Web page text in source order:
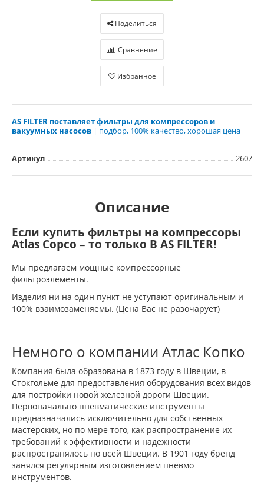
Поделиться
Сравнение
Избранное
AS FILTER поставляет фильтры для компрессоров и
вакуумных насосов | подбор, 100% качество, хорошая цена
Артикул 2607
Описание
Если купить фильтры на компрессоры
Atlas Copco – то только В AS FILTER!
Мы предлагаем мощные компрессорные
фильтроэлементы.
Изделия ни на один пункт не уступают оригинальным и
100% взаимозаменяемы. (Цена Вас не разочарует)
Немного о компании Атлас Копко
Компания была образована в 1873 году в Швеции, в
Стокгольме для предоставления оборудования всех видов
для постройки новой железной дороги Швеции.
Первоначально пневматические инструменты
предназначались исключительно для собственных
мастерских, но по мере того, как распространение их
требований к эффективности и надежности
распространялось по всей Швеции. В 1901 году бренд
занялся регулярным изготовлением пневмо
инструментов.